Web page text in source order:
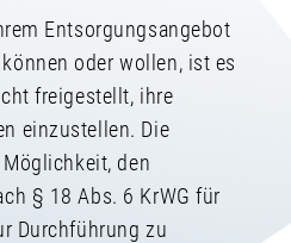
Entsorgungsangebot
oder wollen, ist es
freigestellt, ihre
einzustellen. Die
den
§ 18 Abs. 6 KrWG für
Durchführung zu